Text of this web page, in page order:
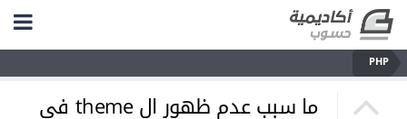
PHP
ما سبب عدم ظهور ال theme في